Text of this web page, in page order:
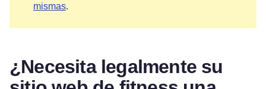
mismas.
¿Necesita legalmente su